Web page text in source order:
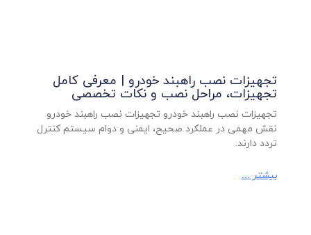
تجهیزات نصب راهبند خودرو | معرفی کامل
تجهیزات، مراحل نصب و نکات تخصصی
تجهیزات نصب راهبند خودرو تجهیزات نصب راهبند خودرو
نقش مهمی در عملکرد صحیح، ایمنی و دوام سیستم کنترل
تردد دارند.
بیشتر ...